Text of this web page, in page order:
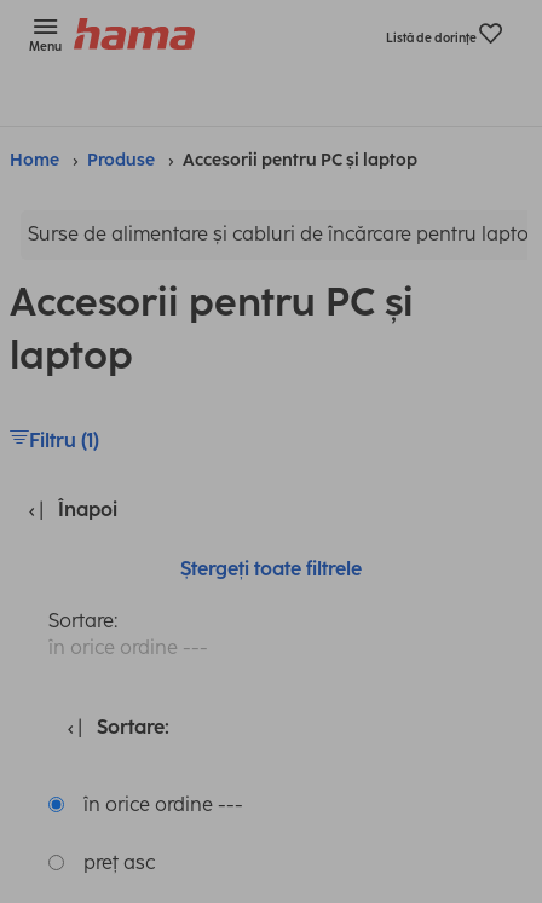
Menu
Listă de dorinţe
Home Produse Accesorii pentru PC și laptop
Surse de alimentare și cabluri de încărcare pentru
Accesorii pentru PC și
laptop
Filtru (1)
Înapoi
Ștergeți toate filtrele
Sortare:
în orice ordine ---
Sortare:
în orice ordine ---
preț asc